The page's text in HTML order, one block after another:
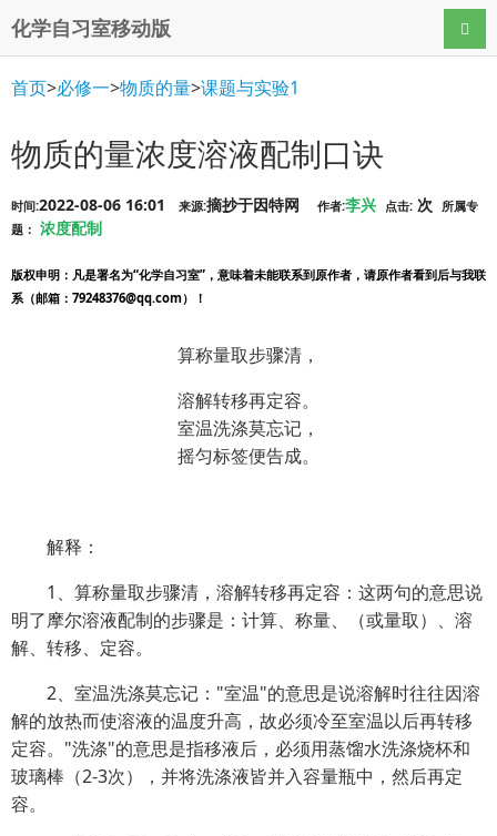
化学自习室移动版 导航
首页>必修一>物质的量>课题与实验1
物质的量浓度溶液配制口诀
时间:2022-08-06 16:01 来源:摘抄于因特网 作者:李兴 点击: 次
所属专
题： 浓度配制
版权申明 ：凡是署名为“化学自习室”，意味着未能联系到原作者，请原作者看到后与我联
系（邮箱：79248376@qq.com）！
算称量取步骤清，
溶解转移再定容。
室温洗涤莫忘记，
摇匀标签便告成。
解释：
1、算称量取步骤清，溶解转移再定容：这两句的意思说
明了摩尔溶液配制的步骤是：计算、称量、（或量取）、溶
解、转移、定容。
2、室温洗涤莫忘记："室温"的意思是说溶解时往往因溶
解的放热而使溶液的温度升高，故必须冷至室温以后再转移
定容。"洗涤"的意思是指移液后，必须用蒸馏水洗涤烧杯和
玻璃棒（2-3次），并将洗涤液皆并入容量瓶中，然后再定
容。